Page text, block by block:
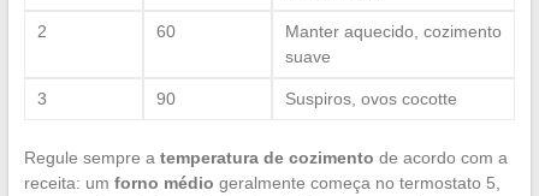
2 60
Manter aquecido, cozimento
suave
3 90 Suspiros, ovos cocotte
Regule sempre a temperatura de cozimento de acordo com a
receita: um forno médio geralmente começa no termostato 5,